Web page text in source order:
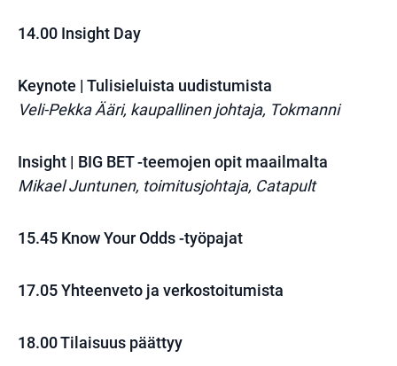
14.00 Insight Day
Keynote | Tulisieluista uudistumista
Veli-Pekka Ääri, kaupallinen johtaja, Tokmanni
Insight | BIG BET -teemojen opit maailmalta
Mikael Juntunen, toimitusjohtaja, Catapult
15.45 Know Your Odds -työpajat
17.05 Yhteenveto ja verkostoitumista
18.00 Tilaisuus päättyy